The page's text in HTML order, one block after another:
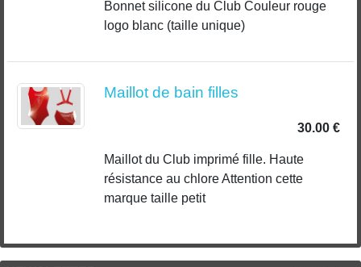
Bonnet silicone du Club Couleur rouge
logo blanc (taille unique)
Maillot de bain filles
30.00 €
Maillot du Club imprimé fille. Haute
résistance au chlore Attention cette
marque taille petit